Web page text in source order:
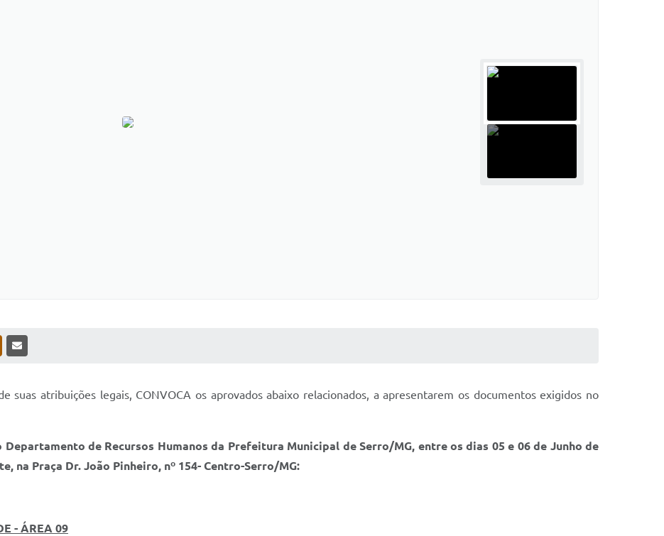
OUTRAS MÍDIAS
suas atribuições legais, CONVOCA os aprovados abaixo relacionados, a apresentarem os documentos exigidos no
de Recursos Humanos da Prefeitura Municipal de Serro/MG, entre os dias 05 e 06 de Junho de
na Praça Dr. João Pinheiro, nº 154- Centro-Serro/MG:
- ÁREA 09